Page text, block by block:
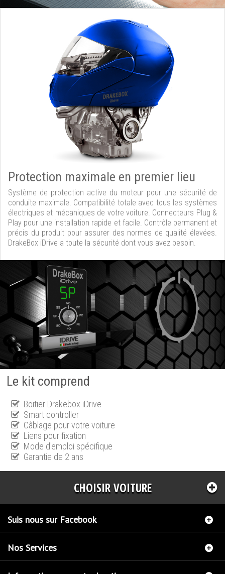
Protection maximale en premier lieu
Système de protection active du moteur pour une sécurité de
conduite maximale. Compatibilité totale avec tous les systèmes
électriques et mécaniques de votre voiture. Connecteurs Plug &
Play pour une installation rapide et facile. Contrôle permanent et
précis du produit pour assurer des normes de qualité élevées.
DrakeBox iDrive a toute la sécurité dont vous avez besoin.
Le kit comprend
Boitier Drakebox iDrive
Smart controller
Câblage pour votre voiture
Liens pour fixation
Mode d'emploi spécifique
Garantie de 2 ans
CHOISIR VOITURE
Suis nous sur Facebook
Nos Services